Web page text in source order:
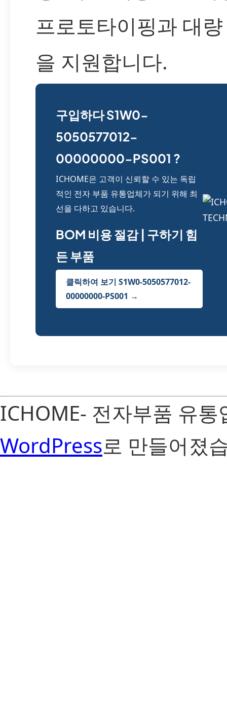
프로토타이핑과 대
을 지원합니다.
구입하다 S1W0-
5050577012-
00000000-PS001 ?
ICHOME은 고객이 신뢰할 수 있는 독립
적인 전자 부품 유통업체가 되기 위해 최
선을 다하고 있습니다.
BOM 비용 절감 | 구하기 힘
든 부품
클릭하여 보기 S1W0-5050577012-
00000000-PS001 →
ICHOME- 전자부품 유
WordPress로 만들어졌